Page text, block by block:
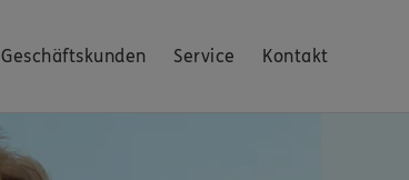
Geschäftskunden Service Kontakt